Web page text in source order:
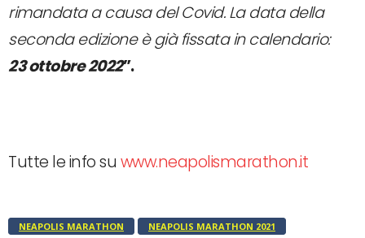
rimandata a causa del Covid. La data della
seconda edizione è già fissata in calendario:
23 ottobre 2022”.
Tutte le info su www.neapolismarathon.it
NEAPOLIS MARATHON
NEAPOLIS MARATHON 2021